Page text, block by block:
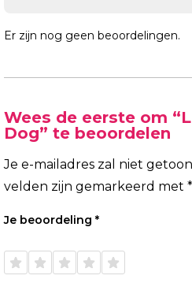
Er zijn nog geen beoordelingen.
Wees de eerste om
Dog” te beoordelen
Je e-mailadres zal niet
velden zijn gemarkeerd met *
Je beoordeling *
de 5
de 5
de 5
de 5
de 5